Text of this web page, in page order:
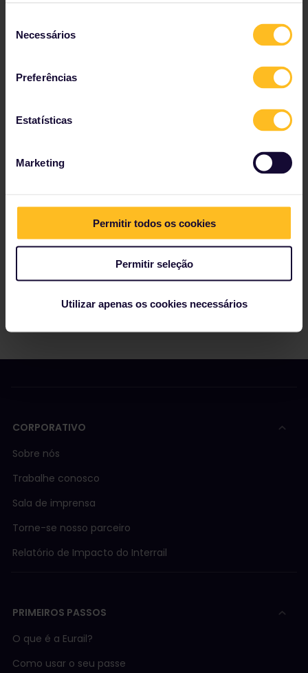
Necessários
Preferências
Estatísticas
Marketing
Permitir todos os cookies
Permitir seleção
Utilizar apenas os cookies necessários
Veja o mapa da rede ferroviária da Europa.
Reserve o seu hostel
CORPORATIVO
Sobre nós
Trabalhe conosco
Sala de imprensa
Torne-se nosso parceiro
Relatório de Impacto do Interrail
PRIMEIROS PASSOS
O que é a Eurail?
Como usar o seu passe